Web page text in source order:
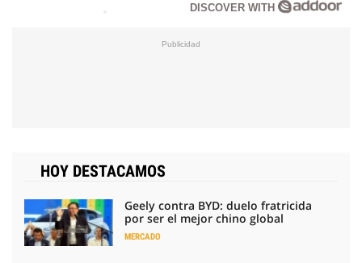
DISCOVER WITH
HOY DESTACAMOS
Geely contra BYD: duelo fratricida
por ser el mejor chino global
MERCADO